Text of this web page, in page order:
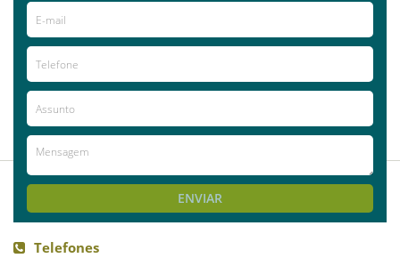
Paula Fernanda
Duarte Maciel
2015-08-27
muito mal e agora ja esta em casa só
veterinaria muito querida
ENVIAR
Telefones